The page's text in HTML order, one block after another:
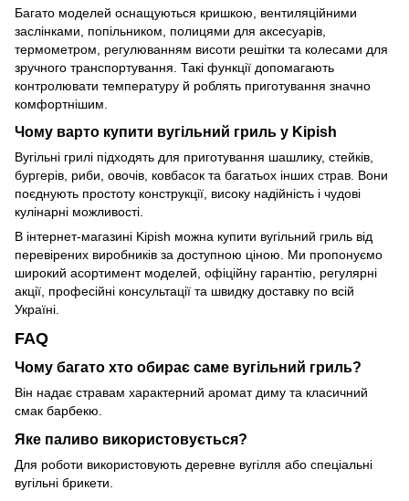
Багато моделей оснащуються кришкою, вентиляційними
заслінками, попільником, полицями для аксесуарів,
термометром, регулюванням висоти решітки та колесами для
зручного транспортування. Такі функції допомагають
контролювати температуру й роблять приготування значно
комфортнішим.
Чому варто купити вугільний гриль у Kipish
Вугільні грилі підходять для приготування шашлику, стейків,
бургерів, риби, овочів, ковбасок та багатьох інших страв. Вони
поєднують простоту конструкції, високу надійність і чудові
кулінарні можливості.
В інтернет-магазині Kipish можна купити вугільний гриль від
перевірених виробників за доступною ціною. Ми пропонуємо
широкий асортимент моделей, офіційну гарантію, регулярні
акції, професійні консультації та швидку доставку по всій
Україні.
FAQ
Чому багато хто обирає саме вугільний гриль?
Він надає стравам характерний аромат диму та класичний
смак барбекю.
Яке паливо використовується?
Для роботи використовують деревне вугілля або спеціальні
вугільні брикети.